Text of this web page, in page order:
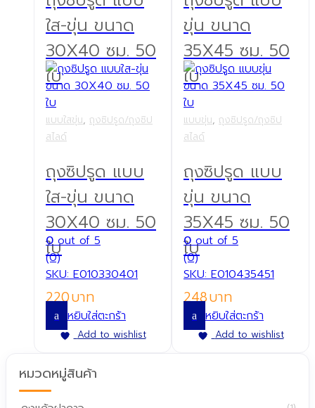
ใส-ขุ่น ขนาด
30X40 ซม. 50
ใบ
แบบใสขุ่น, ถุงซิปรูด/ถุงซิป
สไลด์
ถุงซิปรูด แบบ
ใส-ขุ่น ขนาด
30X40 ซม. 50
ใบ
0 out of 5
(0)
SKU: E010330401
220
หยิบใส่ตะกร้า
Add to wishlist
ขุ่น ขนาด
35X45 ซม. 50
ใบ
แบบขุ่น, ถุงซิปรูด/ถุงซิป
สไลด์
ถุงซิปรูด แบบ
ขุ่น ขนาด
35X45 ซม. 50
ใบ
0 out of 5
(0)
SKU: E010435451
248
หยิบใส่ตะกร้า
Add to wishlist
หมวดหมู่สินค้า